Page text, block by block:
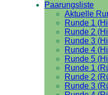
Paarungsliste
Aktuelle
Runde 1
Runde 2
Runde 3
Runde 4
Runde 5
Runde 1
Runde 2
Runde 3